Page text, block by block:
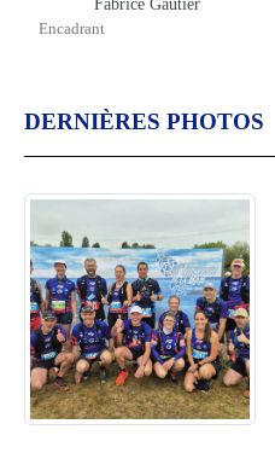
Encadrant
DERNIÈRES PHOTOS